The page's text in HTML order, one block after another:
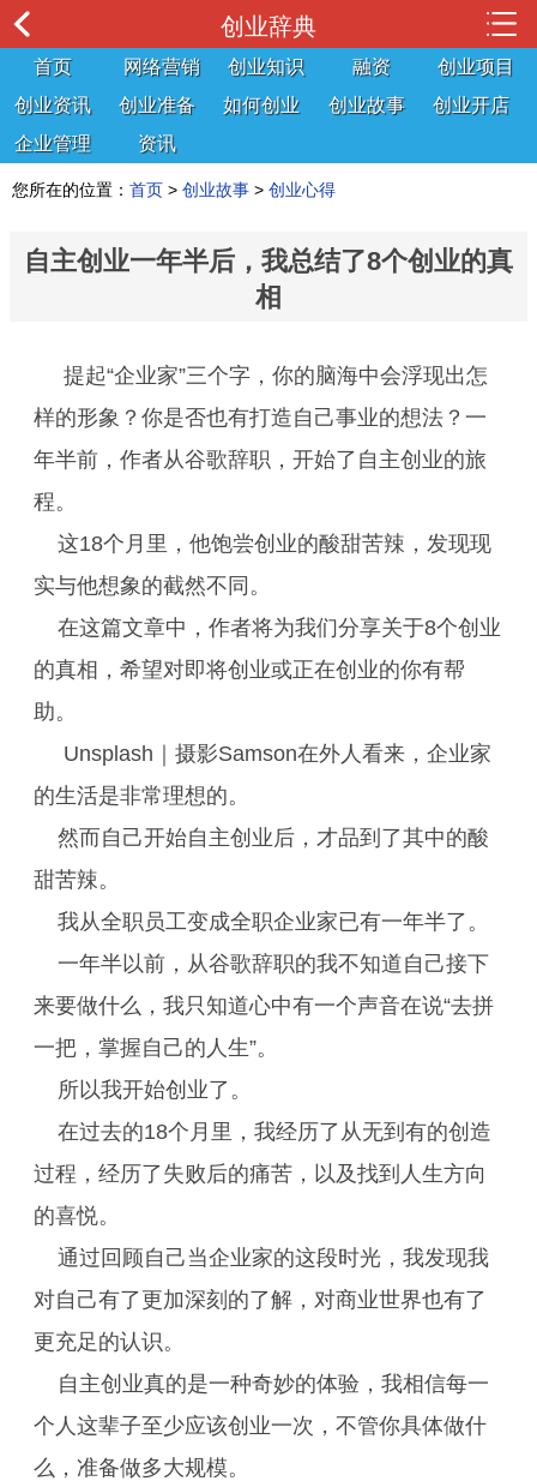
创业辞典
首页 网络营销 创业知识 融资
创业项目
创业资讯
创业准备 如何创业 创业故事
创业开店
企业管理
资讯
您所在的位置： 首页 > 创业故事 > 创业心得
自主创业一年半后，我总结了8个创业的真
相
提起“企业家”三个字，你的脑海中会浮现出怎
样的形象？你是否也有打造自己事业的想法？一
年半前，作者从谷歌辞职，开始了自主创业的旅
程。
这18个月里，他饱尝创业的酸甜苦辣，发现现
实与他想象的截然不同。
在这篇文章中，作者将为我们分享关于8个创业
的真相，希望对即将创业或正在创业的你有帮
助。
Unsplash｜摄影Samson在外人看来，企业家
的生活是非常理想的。
然而自己开始自主创业后，才品到了其中的酸
甜苦辣。
我从全职员工变成全职企业家已有一年半了。
一年半以前，从谷歌辞职的我不知道自己接下
来要做什么，我只知道心中有一个声音在说“去拼
一把，掌握自己的人生”。
所以我开始创业了。
在过去的18个月里，我经历了从无到有的创造
过程，经历了失败后的痛苦，以及找到人生方向
的喜悦。
通过回顾自己当企业家的这段时光，我发现我
对自己有了更加深刻的了解，对商业世界也有了
更充足的认识。
自主创业真的是一种奇妙的体验，我相信每一
个人这辈子至少应该创业一次，不管你具体做什
么，准备做多大规模。